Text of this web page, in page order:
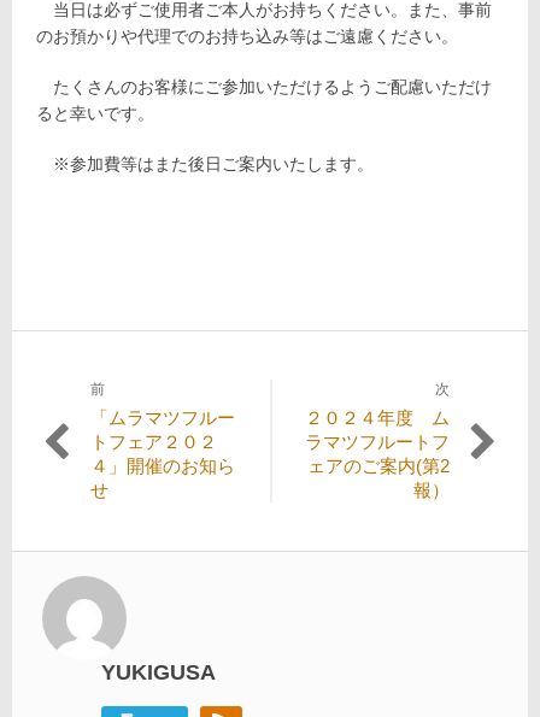
当日は必ずご使用者ご本人がお持ちください。また、事前
のお預かりや代理でのお持ち込み等はご遠慮ください。
たくさんのお客様にご参加いただけるようご配慮いただけ
ると幸いです。
※参加費等はまた後日ご案内いたします。
稿
ゲ
ー
シ
ョ
前
過
去
の
投
「ムラマツフルー
トフェア２０２
４」開催のお知ら
せ
次
２０２４年度 ム
ラマツフルートフ
ェアのご案内(第2
報）
YUKIGUSA